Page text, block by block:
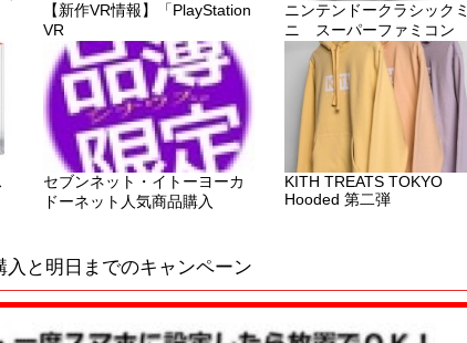
【新作VR情報】「PlayStation
VR
ニンテンドークラシックミ
ニ スーパーファミコン
セブンネット・イトーヨーカ
ドーネット人気商品購入
KITH TREATS TOKYO
Hooded 第二弾
と明日までのキャンペーン